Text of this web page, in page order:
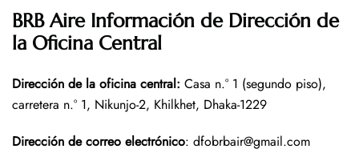
BRB Aire Información de Dirección de
la Oficina Central
Dirección de la oficina central: Casa n.° 1 (segundo piso),
carretera n.° 1, Nikunjo-2, Khilkhet, Dhaka-1229
Dirección de correo electrónico: dfobrbair@gmail.com